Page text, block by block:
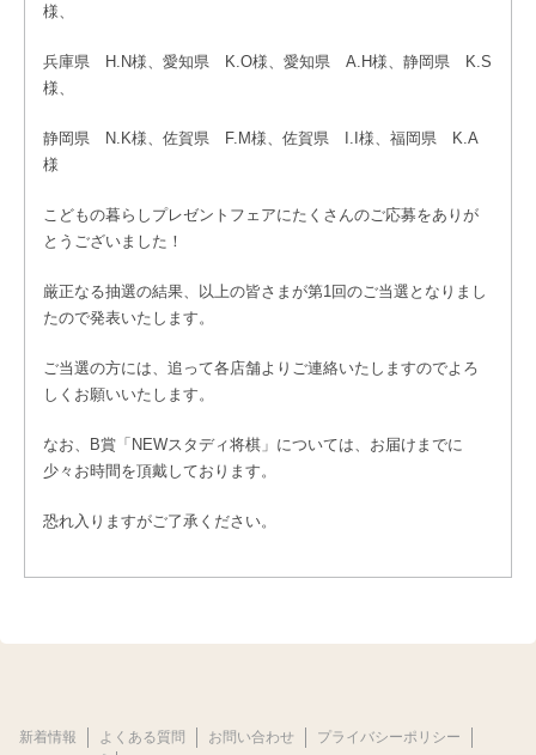
様、
兵庫県 H.N様、愛知県 K.O様、愛知県 A.H様、静岡県 K.S
様、
静岡県 N.K様、佐賀県 F.M様、佐賀県 I.I様、福岡県 K.A
様
こどもの暮らしプレゼントフェアにたくさんのご応募をありが
とうございました！
厳正なる抽選の結果、以上の皆さまが第1回のご当選となりまし
たので発表いたします。
ご当選の方には、追って各店舗よりご連絡いたしますのでよろ
しくお願いいたします。
なお、B賞「NEWスタディ将棋」については、お届けまでに
少々お時間を頂戴しております。
恐れ入りますがご了承ください。
新着情報 よくある質問 お問い合わせ
プライバシーポリシー